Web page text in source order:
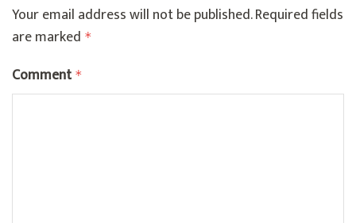
Your email address will not be published.Required fields
are marked *
Comment *